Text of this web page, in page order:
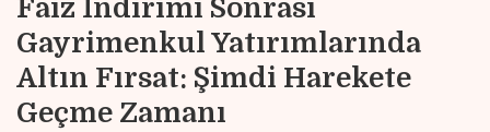
Faiz İndirimi Sonrası
Gayrimenkul Yatırımlarında
Altın Fırsat: Şimdi Harekete
Geçme Zamanı